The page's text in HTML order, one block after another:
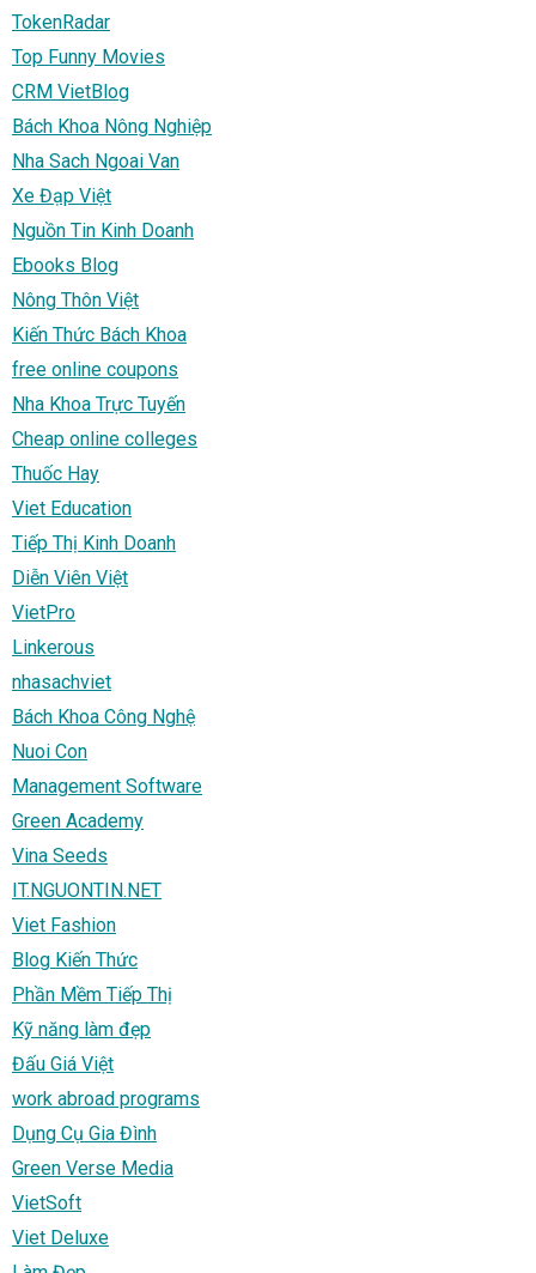
TokenRadar
Top Funny Movies
CRM VietBlog
Bách Khoa Nông Nghiệp
Nha Sach Ngoai Van
Xe Đạp Việt
Nguồn Tin Kinh Doanh
Ebooks Blog
Nông Thôn Việt
Kiến Thức Bách Khoa
free online coupons
Nha Khoa Trực Tuyến
Cheap online colleges
Thuốc Hay
Viet Education
Tiếp Thị Kinh Doanh
Diễn Viên Việt
VietPro
Linkerous
nhasachviet
Bách Khoa Công Nghệ
Nuoi Con
Management Software
Green Academy
Vina Seeds
IT.NGUONTIN.NET
Viet Fashion
Blog Kiến Thức
Phần Mềm Tiếp Thị
Kỹ năng làm đẹp
Đấu Giá Việt
work abroad programs
Dụng Cụ Gia Đình
Green Verse Media
VietSoft
Viet Deluxe